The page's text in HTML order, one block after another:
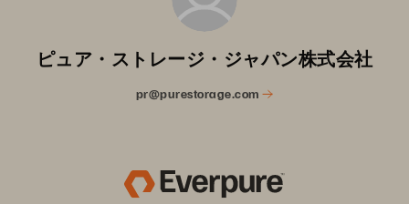
ピュア・ストレージ・ジャパン株式会社
pr@purestorage.com